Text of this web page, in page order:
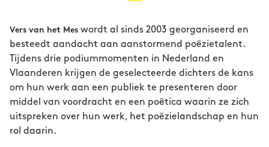
Vers van het Mes wordt al sinds 2003 georganiseerd en
besteedt aandacht aan aanstormend poëzietalent.
Tijdens drie podiummomenten in Nederland en
Vlaanderen krijgen de geselecteerde dichters de kans
om hun werk aan een publiek te presenteren door
middel van voordracht en een poëtica waarin ze zich
uitspreken over hun werk, het poëzielandschap en hun
rol daarin.